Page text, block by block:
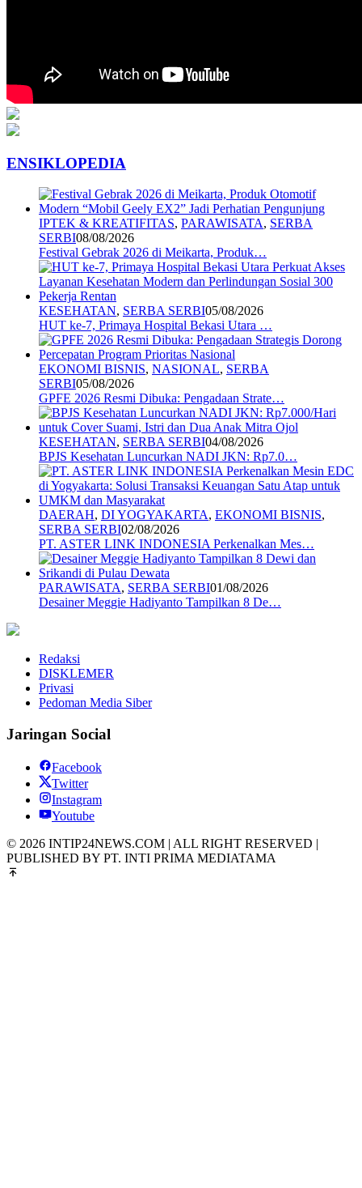
ENSIKLOPEDIA
IPTEK & KREATIFITAS, PARAWISATA, SERBA
SERBI08/08/2026
Festival Gebrak 2026 di Meikarta, Produk…
KESEHATAN, SERBA SERBI05/08/2026
HUT ke-7, Primaya Hospital Bekasi Utara …
EKONOMI BISNIS, NASIONAL, SERBA
SERBI05/08/2026
GPFE 2026 Resmi Dibuka: Pengadaan Strate…
KESEHATAN, SERBA SERBI04/08/2026
BPJS Kesehatan Luncurkan NADI JKN: Rp7.0…
DAERAH, DI YOGYAKARTA, EKONOMI BISNIS,
SERBA SERBI02/08/2026
PT. ASTER LINK INDONESIA Perkenalkan Mes…
PARAWISATA, SERBA SERBI01/08/2026
Desainer Meggie Hadiyanto Tampilkan 8 De…
Redaksi
DISKLEMER
Privasi
Pedoman Media Siber
Jaringan Social
Facebook
Twitter
Instagram
Youtube
© 2026 INTIP24NEWS.COM | ALL RIGHT RESERVED |
PUBLISHED BY PT. INTI PRIMA MEDIATAMA